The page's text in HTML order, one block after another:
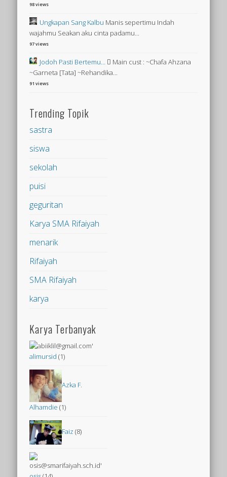
98 views
Ungkapan Sang Kalbu Manis sepertimu Indah
wajahmu Seakan aku cinta padamu...
97 views
Jodoh Pasti Bertemu…
 Main cust : ~Chafa Ahzana
~Garneta [Tata] ~Rehandika...
91 views
Trending Topik
sastra
siswa
sekolah
puisi
geguritan
Karya SMA Rifaiyah
menarik
Rifaiyah
SMA Rifaiyah
karya
Karya Terbanyak
alimursid (1)
Azka F.
Alhamdie (1)
Faiz (8)